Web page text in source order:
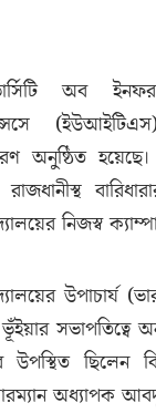
অব
অনুষ্ঠিত
রাজধানীস্থ
নিজস্ব
সভাপতিত্বে
উপস্থিত ছিলেন
অধ্যাপক